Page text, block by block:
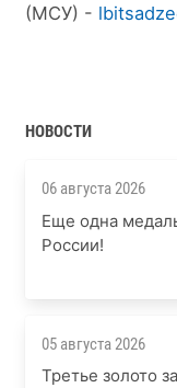
(МСУ) -
НОВОСТИ
06 августа 2026
Еще одна
России!
05 августа 2026
Третье золото